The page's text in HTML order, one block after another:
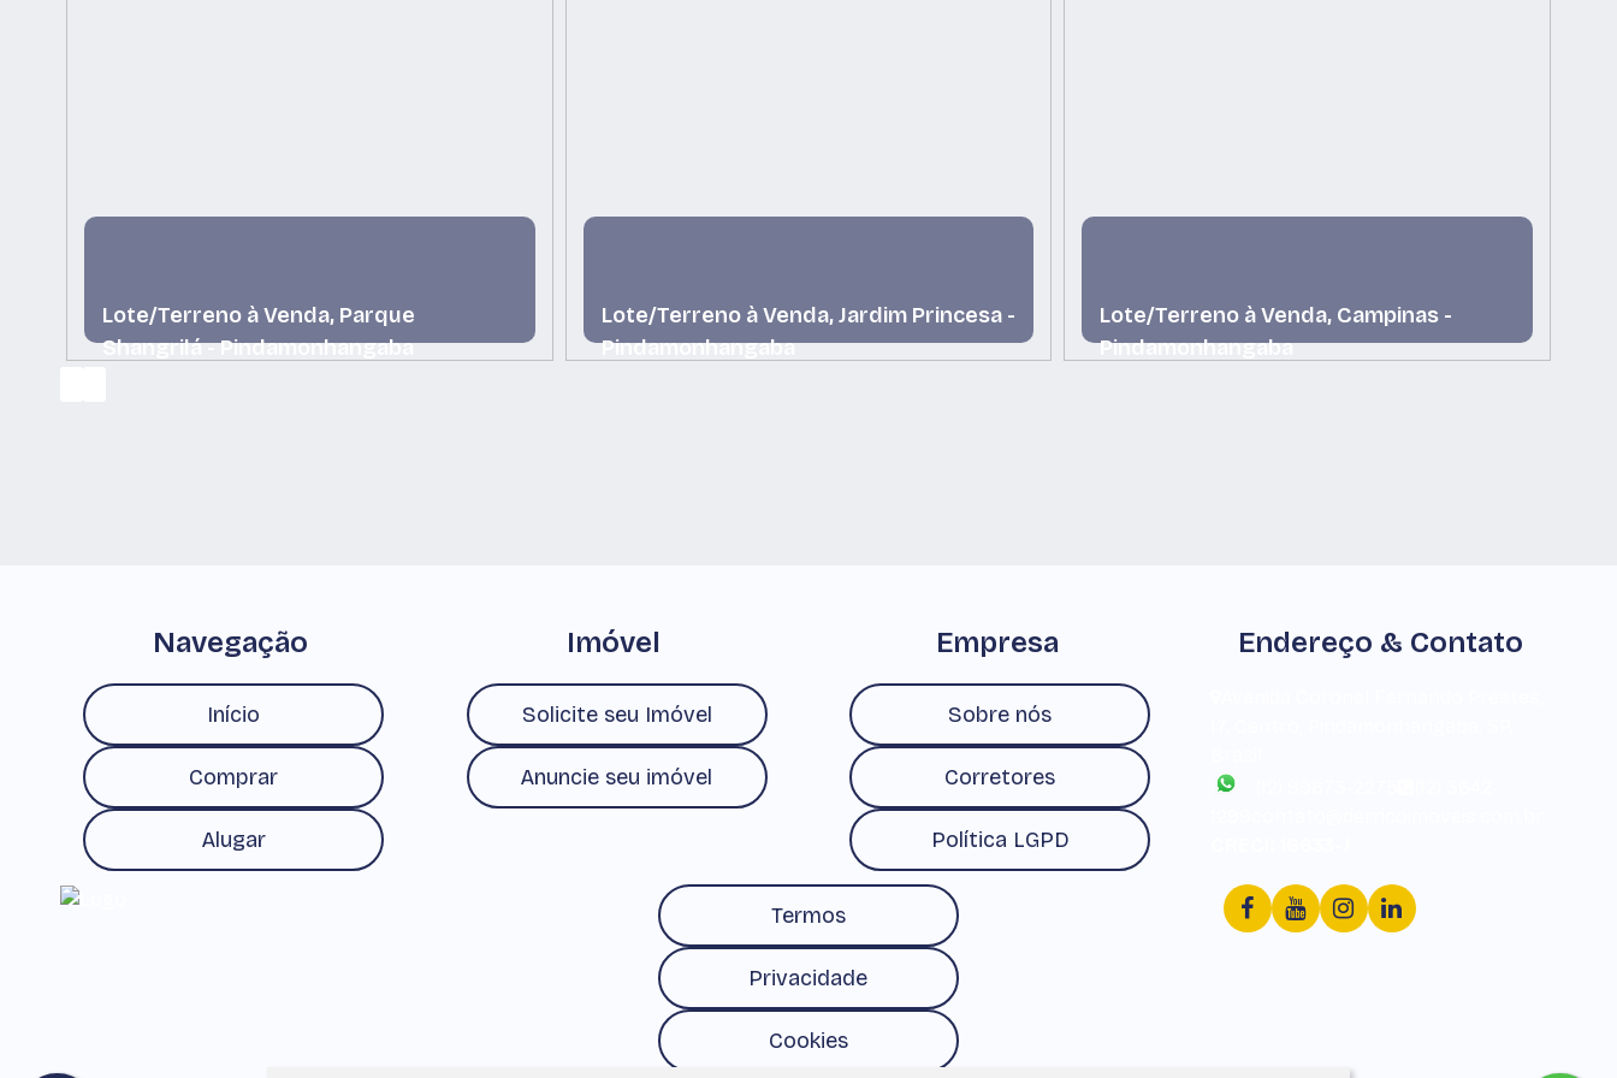
Lote/Terreno à Venda, Parque
Shangrilá - Pindamonhangaba
Lote/Terreno à Venda, Jardim Princesa -
Pindamonhangaba
Lote/Terreno à Venda, Campinas -
Pindamonhangaba
Navegação
Início
Comprar
Alugar
Imóvel
Solicite seu Imóvel
Anuncie seu imóvel
Empresa
Sobre nós
Corretores
Política LGPD
Endereço & Contato
Termos
Privacidade
Cookies